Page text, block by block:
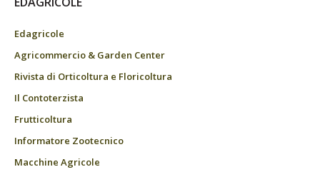
Edagricole
Agricommercio & Garden Center
Rivista di Orticoltura e Floricoltura
Il Contoterzista
Frutticoltura
Informatore Zootecnico
Macchine Agricole